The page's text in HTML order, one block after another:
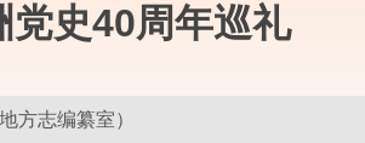
史40周年巡礼
方志编纂室）